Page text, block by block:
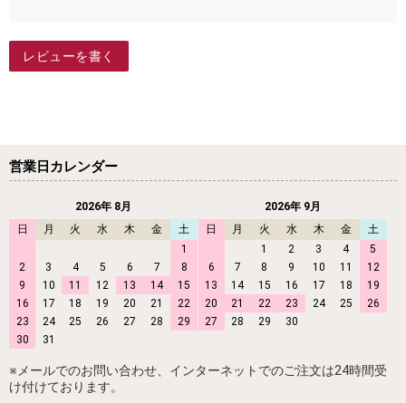
レビューを書く
営業日カレンダー
2026年 8月
日
月 火 水 木 金
土
1
2
3 4 5 6 7
8
9
10 11 12 13 14
15
16
17 18 19 20 21
22
23
24 25 26 27 28
29
30
31
2026年 9月
日
月 火 水 木 金
土
1
2 3 4
5
6
7 8 9 10 11
12
13
14 15 16 17 18
19
20
21 22 23 24 25
26
27
28 29 30
※メールでのお問い合わせ、インターネットでのご注文は24時間受
け付けております。